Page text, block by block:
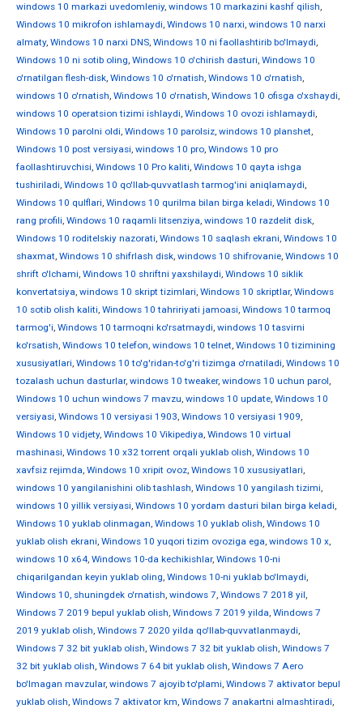
windows 10 markazi uvedomleniy, windows 10 markazini kashf qilish,
Windows 10 mikrofon ishlamaydi, Windows 10 narxi, windows 10 narxi
almaty, Windows 10 narxi DNS, Windows 10 ni faollashtirib bo'lmaydi,
Windows 10 ni sotib oling, Windows 10 o'chirish dasturi, Windows 10
o'rnatilgan flesh-disk, Windows 10 o'rnatish, Windows 10 o'rnatish,
windows 10 o'rnatish, Windows 10 o'rnatish, Windows 10 ofisga o'xshaydi,
windows 10 operatsion tizimi ishlaydi, Windows 10 ovozi ishlamaydi,
Windows 10 parolni oldi, Windows 10 parolsiz, windows 10 planshet,
Windows 10 post versiyasi, windows 10 pro, Windows 10 pro
faollashtiruvchisi, Windows 10 Pro kaliti, Windows 10 qayta ishga
tushiriladi, Windows 10 qo'llab-quvvatlash tarmog'ini aniqlamaydi,
Windows 10 qulflari, Windows 10 qurilma bilan birga keladi, Windows 10
rang profili, Windows 10 raqamli litsenziya, windows 10 razdelit disk,
Windows 10 roditelskiy nazorati, Windows 10 saqlash ekrani, Windows 10
shaxmat, Windows 10 shifrlash disk, windows 10 shifrovanie, Windows 10
shrift o'lchami, Windows 10 shriftni yaxshilaydi, Windows 10 siklik
konvertatsiya, windows 10 skript tizimlari, Windows 10 skriptlar, Windows
10 sotib olish kaliti, Windows 10 tahririyati jamoasi, Windows 10 tarmoq
tarmog'i, Windows 10 tarmoqni ko'rsatmaydi, windows 10 tasvirni
ko'rsatish, Windows 10 telefon, windows 10 telnet, Windows 10 tizimining
xususiyatlari, Windows 10 to'g'ridan-to'g'ri tizimga o'rnatiladi, Windows 10
tozalash uchun dasturlar, windows 10 tweaker, windows 10 uchun parol,
Windows 10 uchun windows 7 mavzu, windows 10 update, Windows 10
versiyasi, Windows 10 versiyasi 1903, Windows 10 versiyasi 1909,
Windows 10 vidjety, Windows 10 Vikipediya, Windows 10 virtual
mashinasi, Windows 10 x32 torrent orqali yuklab olish, Windows 10
xavfsiz rejimda, Windows 10 xripit ovoz, Windows 10 xususiyatlari,
windows 10 yangilanishini olib tashlash, Windows 10 yangilash tizimi,
windows 10 yillik versiyasi, Windows 10 yordam dasturi bilan birga keladi,
Windows 10 yuklab olinmagan, Windows 10 yuklab olish, Windows 10
yuklab olish ekrani, Windows 10 yuqori tizim ovoziga ega, windows 10 х,
windows 10 х64, Windows 10-da kechikishlar, Windows 10-ni
chiqarilgandan keyin yuklab oling, Windows 10-ni yuklab bo'lmaydi,
Windows 10, shuningdek o'rnatish, windows 7, Windows 7 2018 yil,
Windows 7 2019 bepul yuklab olish, Windows 7 2019 yilda, Windows 7
2019 yuklab olish, Windows 7 2020 yilda qo'llab-quvvatlanmaydi,
Windows 7 32 bit yuklab olish, Windows 7 32 bit yuklab olish, Windows 7
32 bit yuklab olish, Windows 7 64 bit yuklab olish, Windows 7 Aero
bo'lmagan mavzular, windows 7 ajoyib to'plami, Windows 7 aktivator bepul
yuklab olish, Windows 7 aktivator km, Windows 7 anakartni almashtiradi,